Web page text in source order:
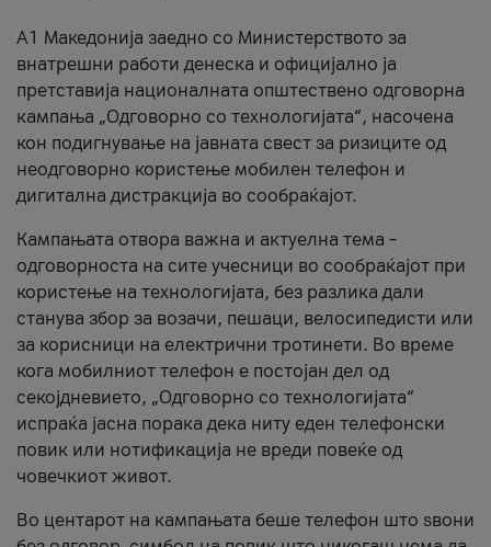
A1 Македонија заедно со Министерството за
внатрешни работи денеска и официјално ја
претставија националната општествено одговорна
кампања „Одговорно со технологијата“, насочена
кон подигнување на јавната свест за ризиците од
неодговорно користење мобилен телефон и
дигитална дистракција во сообраќајот.
Кампањата отвора важна и актуелна тема –
одговорноста на сите учесници во сообраќајот при
користење на технологијата, без разлика дали
станува збор за возачи, пешаци, велосипедисти или
за корисници на електрични тротинети. Во време
кога мобилниот телефон е постојан дел од
секојдневието, „Одговорно со технологијата“
испраќа јасна порака дека ниту еден телефонски
повик или нотификација не вреди повеќе од
човечкиот живот.
Во центарот на кампањата беше телефон што ѕвони